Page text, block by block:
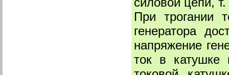
При трогании
генератора
напряжение
ток в